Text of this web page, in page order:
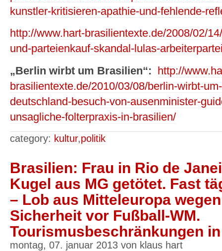
kunstler-kritisieren-apathie-und-fehlende-
http://www.hart-brasilientexte.de/2008/02/
und-parteienkauf-skandal-lulas-
„Berlin wirbt um Brasilien“:
http://
brasilientexte.de/2010/03/08/berlin-wirbt-
deutschland-besuch-von-ausenminister-
unsagliche-folterpraxis-in-brasilien/
category: kultur,politik
Brasilien: Frau in Rio de
Kugel aus MG getötet. Fast
– Lob aus Mitteleuropa
Sicherheit vor Fußball-WM.
Tourismusbeschränkungen
montag, 07. januar 2013 von klaus hart